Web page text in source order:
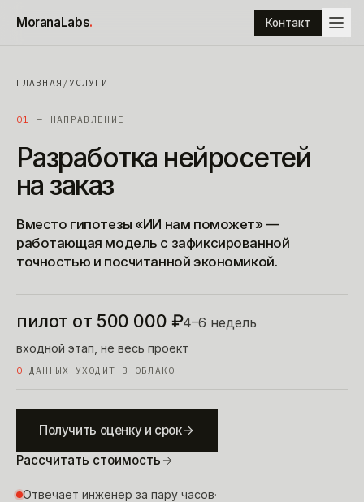
MoranaLabs. Контакт
ГЛАВНАЯ /УСЛУГИ
01 — НАПРАВЛЕНИЕ
Разработка нейросетей
на заказ
Вместо гипотезы «ИИ нам поможет» —
работающая модель с зафиксированной
точностью и посчитанной экономикой.
пилот от 500 000 ₽4–6 недель
входной этап, не весь проект
0 ДАННЫХ УХОДИТ В ОБЛАКО
Получить оценку и срок
Рассчитать стоимость
Отвечает инженер за пару часов·